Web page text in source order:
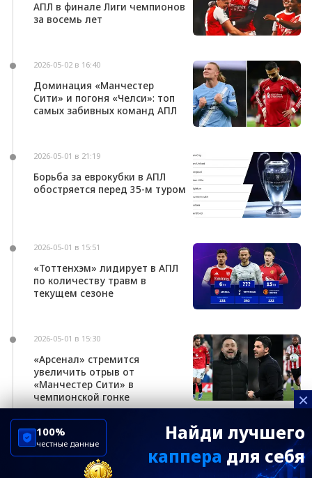
АПЛ в финале Лиги чемпионов
за восемь лет
2026-05-02 в 16:40
Доминация «Манчестер
Сити» и погоня «Челси»: топ
самых забивных команд АПЛ
2026-05-01 в 21:19
Борьба за еврокубки в АПЛ
обостряется перед 35-м туром
2026-05-01 в 15:51
«Тоттенхэм» лидирует в АПЛ
по количеству травм в
текущем сезоне
2026-05-01 в 15:30
«Арсенал» стремится
увеличить отрыв от
«Манчестер Сити» в
чемпионской гонке
×
Найди лучшего
каппера для себя
100%
честные данные
ChelseaBluesRu ФК Челси